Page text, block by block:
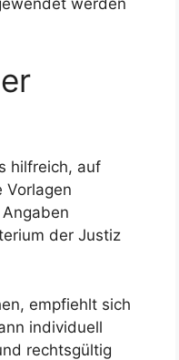
hilfreich, auf
Vorlagen
der Justiz
empfiehlt sich
individuell
rechtsgültig